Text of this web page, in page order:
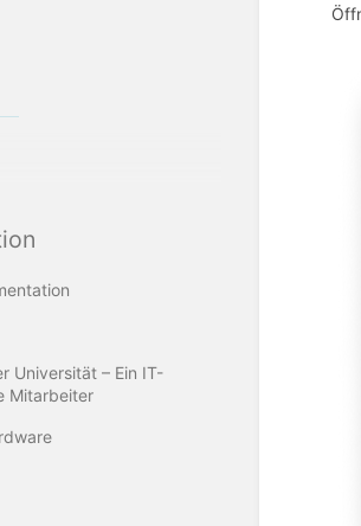
Universität – Ein IT-
Mitarbeiter